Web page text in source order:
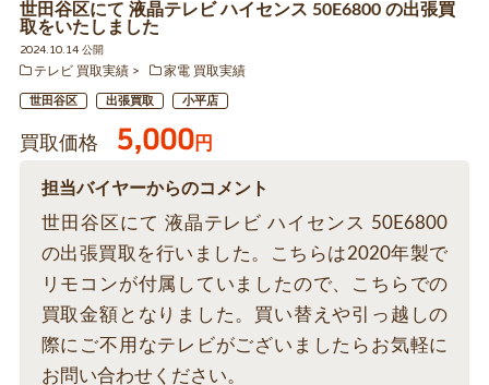
世田谷区にて 液晶テレビ ハイセンス 50E6800 の出張買
取をいたしました
2024.10.14 公開
テレビ 買取実績
家電 買取実績
世田谷区 出張買取 小平店
買取価格 5,000円
担当バイヤーからのコメント
世田谷区にて 液晶テレビ ハイセンス 50E6800
の出張買取を行いました。こちらは2020年製で
リモコンが付属していましたので、こちらでの
買取金額となりました。買い替えや引っ越しの
際にご不用なテレビがございましたらお気軽に
お問い合わせください。